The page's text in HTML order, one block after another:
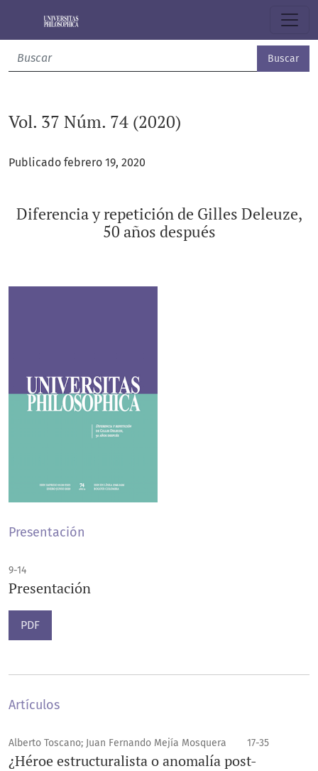
Buscar
Vol. 37 Núm. 74 (2020)
Publicado febrero 19, 2020
Diferencia y repetición de Gilles Deleuze,
50 años después
Presentación
9-14
Presentación
PDF
Artículos
Alberto Toscano; Juan Fernando Mejía Mosquera 17-35
¿Héroe estructuralista o anomalía post-